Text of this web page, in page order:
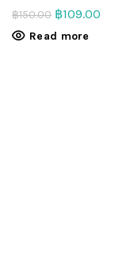
฿150.00 ฿109.00
Read more